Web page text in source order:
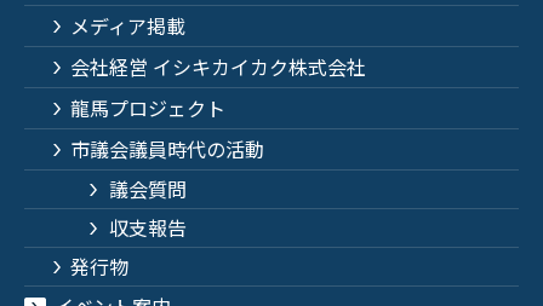
メディア掲載
会社経営 イシキカイカク株式会社
龍馬プロジェクト
市議会議員時代の活動
議会質問
収支報告
発行物